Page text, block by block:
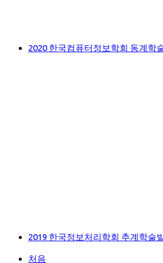
2020 한국컴퓨터정보학회 동계학
2019 한국정보처리학회 추계학술
처음